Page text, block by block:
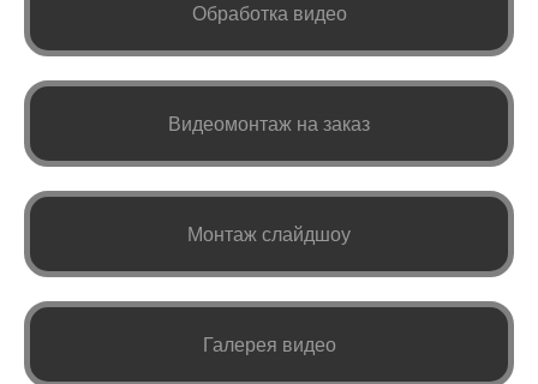
Обработка видео
Видеомонтаж на заказ
Монтаж слайдшоу
Галерея видео